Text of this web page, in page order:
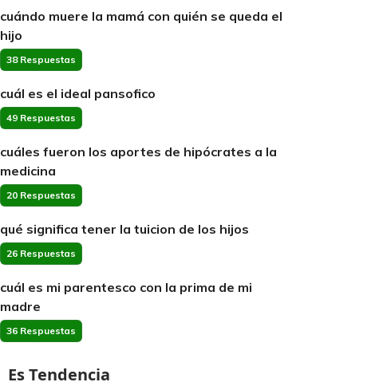
cuándo muere la mamá con quién se queda el
hijo
38 Respuestas
cuál es el ideal pansofico
49 Respuestas
cuáles fueron los aportes de hipócrates a la
medicina
20 Respuestas
qué significa tener la tuicion de los hijos
26 Respuestas
cuál es mi parentesco con la prima de mi
madre
36 Respuestas
Es Tendencia